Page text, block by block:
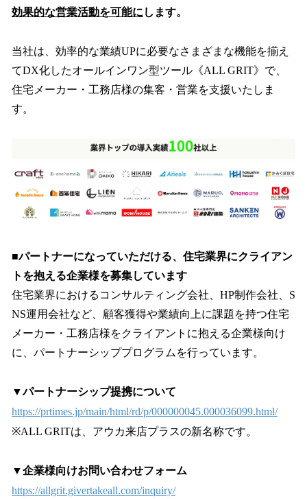
効果的な営業活動を可能に します。
当社は、効率的な業績UPに必要なさまざまな機能を揃え
てDX化したオールインワン型ツール《ALL GRIT》で、
住宅メーカー・工務店様の集客・営業を支援いたしま
す。
■パートナーになっていただける、住宅業界にクライアン
トを抱える企業様を募集しています
住宅業界におけるコンサルティング会社、HP制作会社、S
NS運用会社など、顧客獲得や業績向上に課題を持つ住宅
メーカー・工務店様をクライアントに抱える企業様向け
に、パートナーシッププログラムを行っています。
▼パートナーシップ提携について
https://prtimes.jp/main/html/rd/p/000000045.000036099.html/
※ALL GRITは、アウカ来店プラスの新名称です。
▼企業様向けお問い合わせフォーム
https://allgrit.givertakeall.com/inquiry/